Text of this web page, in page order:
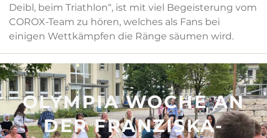
Deibl, beim Triathlon“, ist mit viel Begeisterung vom
COROX-Team zu hören, welches als Fans bei
einigen Wettkämpfen die Ränge säumen wird.
OLYMPIA WOCHE AN
DER FRANZISKA-